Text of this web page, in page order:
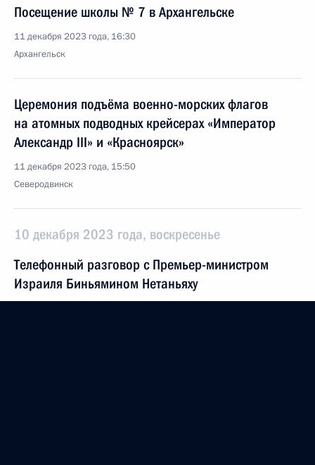
Посещение школы № 7 в Архангельске
11 декабря 2023 года, 16:30
Архангельск
Церемония подъёма военно-морских флагов
на атомных подводных крейсерах «Император
Александр III» и «Красноярск»
11 декабря 2023 года, 15:50
Северодвинск
10 декабря 2023 года, воскресенье
Телефонный разговор с Премьер-министром
Израиля Биньямином Нетаньяху